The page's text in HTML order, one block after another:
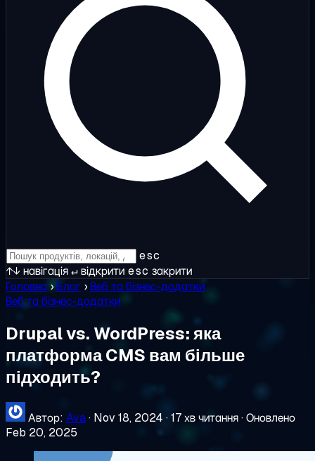
esc
↑↓ навігація↵відкрити esc закрити
Головна › Блог ›Веб та бізнес-додатки
Веб та бізнес-додатки
Drupal vs. WordPress: яка
платформа CMS вам більше
підходить?
Автор: Ava· Nov 18, 2024 ·17 хв читання·Оновлено
Feb 20, 2025